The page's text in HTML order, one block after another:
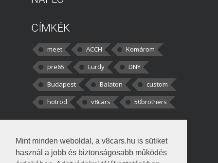
Mint minden weboldal, a v8cars.hu is sütiket
használ a jobb és biztonságosabb működés
CÍMKÉK
meet ACCH
Komárom
pre65
Lurdy
DNY
Budapest
Balaton
custom
hotrod
v8cars 50brothers
kortisz:Elszúrtam! Én csak két
darabbaal számoltam. Nem tudtam, hogy fél autót,